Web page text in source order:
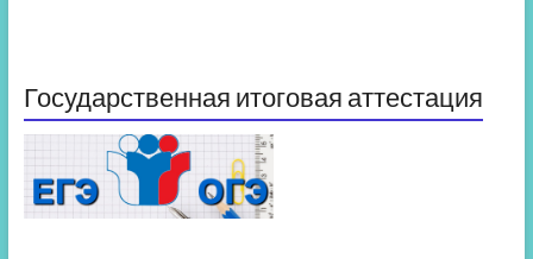
Государственная итоговая аттестация